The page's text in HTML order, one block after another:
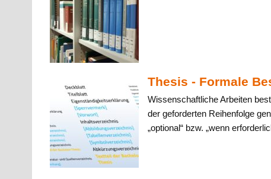
Thesis - Formale
Wissenschaftliche Arbeiten
der geforderten Reihenfolge
„optional“ bzw. „wenn